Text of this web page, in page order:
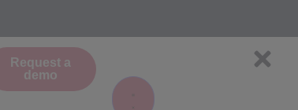
Request a
demo